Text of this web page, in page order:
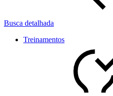
Busca detalhada
Treinamentos